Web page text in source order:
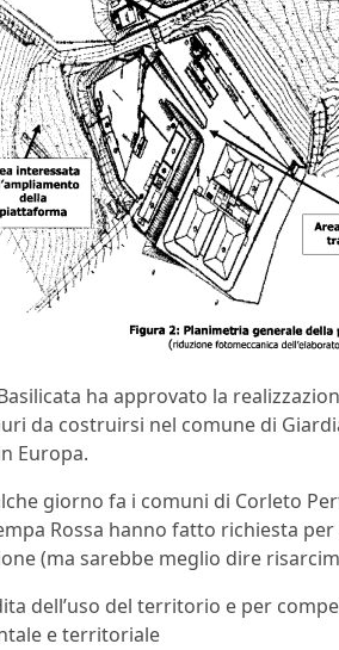
ha approvato la
da costruirsi nel comune di
Europa.
giorno fa i comuni di Corleto
Rossa hanno fatto richiesta
(ma sarebbe meglio dire
dell’uso del territorio e per
e territoriale